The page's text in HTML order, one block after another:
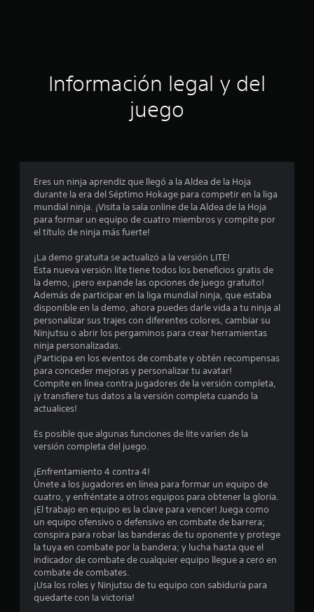
r
l
a
s
n
u
n
o
t
d
e
1
1
1
Información legal y del
juego
Eres un ninja aprendiz que llegó a la Aldea de la Hoja
durante la era del Séptimo Hokage para competir en la liga
mundial ninja. ¡Visita la sala online de la Aldea de la Hoja
para formar un equipo de cuatro miembros y compite por
el título de ninja más fuerte!
¡La demo gratuita se actualizó a la versión LITE!
Esta nueva versión lite tiene todos los beneficios gratis de
la demo, ¡pero expande las opciones de juego gratuito!
Además de participar en la liga mundial ninja, que estaba
disponible en la demo, ahora puedes darle vida a tu ninja al
personalizar sus trajes con diferentes colores, cambiar su
Ninjutsu o abrir los pergaminos para crear herramientas
ninja personalizadas.
¡Participa en los eventos de combate y obtén recompensas
para conceder mejoras y personalizar tu avatar!
Compite en línea contra jugadores de la versión completa,
¡y transfiere tus datos a la versión completa cuando la
actualices!
Es posible que algunas funciones de lite varíen de la
versión completa del juego.
¡Enfrentamiento 4 contra 4!
Únete a los jugadores en línea para formar un equipo de
cuatro, y enfréntate a otros equipos para obtener la gloria.
¡El trabajo en equipo es la clave para vencer! Juega como
un equipo ofensivo o defensivo en combate de barrera;
conspira para robar las banderas de tu oponente y protege
la tuya en combate por la bandera; y lucha hasta que el
indicador de combate de cualquier equipo llegue a cero en
combate de combates.
¡Usa los roles y Ninjutsu de tu equipo con sabiduría para
quedarte con la victoria!